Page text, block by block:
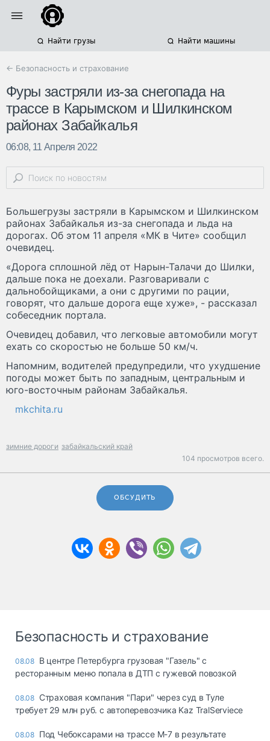
Найти грузы Найти машины
← Безопасность и страхование
Фуры застряли из-за снегопада на
трассе в Карымском и Шилкинском
районах Забайкалья
06:08, 11 Апреля 2022
Большегрузы застряли в Карымском и Шилкинском
районах Забайкалья из-за снегопада и льда на
дорогах. Об этом 11 апреля «МК в Чите» сообщил
очевидец.
«Дорога сплошной лёд от Нарын-Талачи до Шилки,
дальше пока не доехали. Разговаривали с
дальнобойщиками, а они с другими по рации,
говорят, что дальше дорога еще хуже», - рассказал
собеседник портала.
Очевидец добавил, что легковые автомобили могут
ехать со скоростью не больше 50 км/ч.
Напомним, водителей предупредили, что ухудшение
погоды может быть по западным, центральным и
юго-восточным районам Забайкалья.
mkchita.ru
зимние дороги забайкальский край
104 просмотров всего.
ОБСУДИТЬ
Безопасность и страхование
08.08 В центре Петербурга грузовая "Газель" с
ресторанным меню попала в ДТП с гужевой повозкой
08.08 Страховая компания "Пари" через суд в Туле
требует 29 млн руб. с автоперевозчика Kaz TralServiece
08.08 Под Чебоксарами на трассе М-7 в результате